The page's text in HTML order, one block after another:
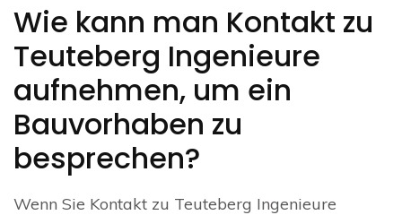
Wie kann man Kontakt zu
Teuteberg Ingenieure
aufnehmen, um ein
Bauvorhaben zu
besprechen?
Wenn Sie Kontakt zu Teuteberg Ingenieure